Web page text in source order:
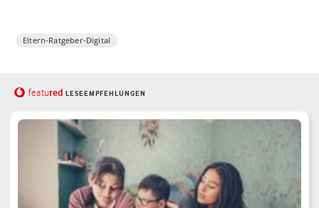
Eltern-Ratgeber-Digital
featured LESEEMPFEHLUNGEN